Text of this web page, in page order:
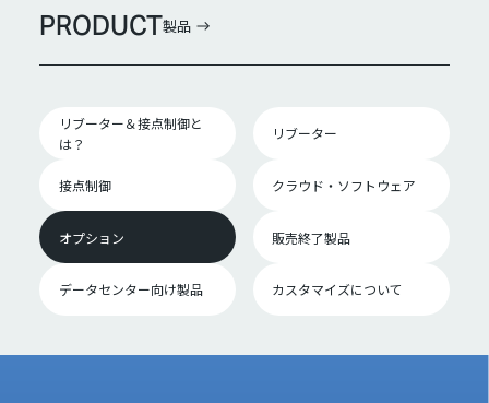
PRODUCT製品
リブーター＆接点制御と
は？
リブーター
接点制御 クラウド・ソフトウェア
オプション 販売終了製品
データセンター向け製品 カスタマイズについて